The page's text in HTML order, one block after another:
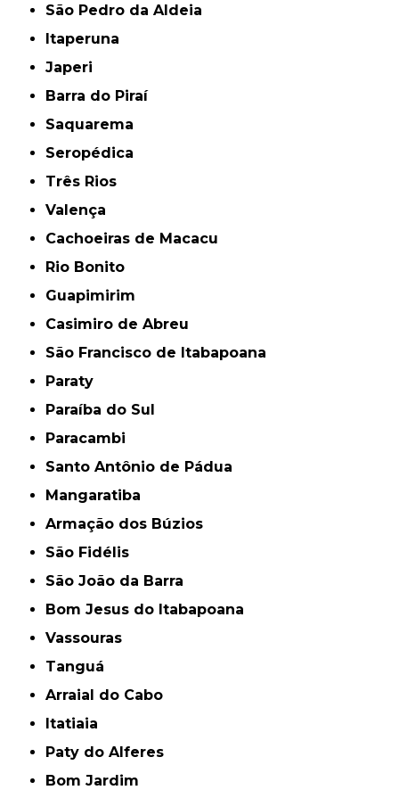
São Pedro da Aldeia
Itaperuna
Japeri
Barra do Piraí
Saquarema
Seropédica
Três Rios
Valença
Cachoeiras de Macacu
Rio Bonito
Guapimirim
Casimiro de Abreu
São Francisco de Itabapoana
Paraty
Paraíba do Sul
Paracambi
Santo Antônio de Pádua
Mangaratiba
Armação dos Búzios
São Fidélis
São João da Barra
Bom Jesus do Itabapoana
Vassouras
Tanguá
Arraial do Cabo
Itatiaia
Paty do Alferes
Bom Jardim